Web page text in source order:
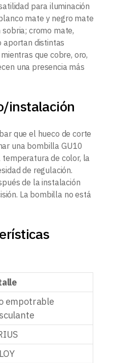
para iluminación
mate y negro mate
cromo mate,
aportan distintas
que cobre, oro,
una presencia más
instalación
que el hueco de corte
una bombilla GU10
temperatura de color, la
de regulación.
de la instalación
La bombilla no está
empotrable